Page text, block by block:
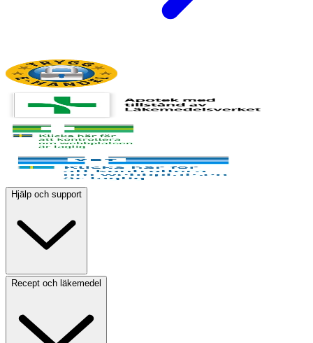
Hjälp och support
Recept och läkemedel